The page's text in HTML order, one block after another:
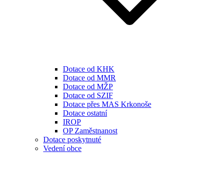
Dotace od KHK
Dotace od MMR
Dotace od MŽP
Dotace od SZIF
Dotace přes MAS Krkonoše
Dotace ostatní
IROP
OP Zaměstnanost
Dotace poskytnuté
Vedení obce